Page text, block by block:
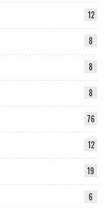
12
8
8
8
76
12
19
6